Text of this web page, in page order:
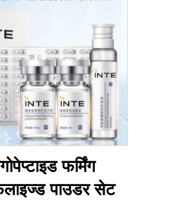
फर्मिंग
पाउडर सेट